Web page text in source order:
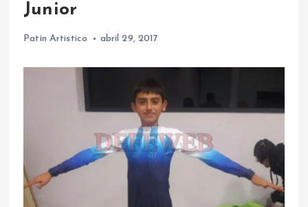
Junior
Patín Artistico abril 29, 2017